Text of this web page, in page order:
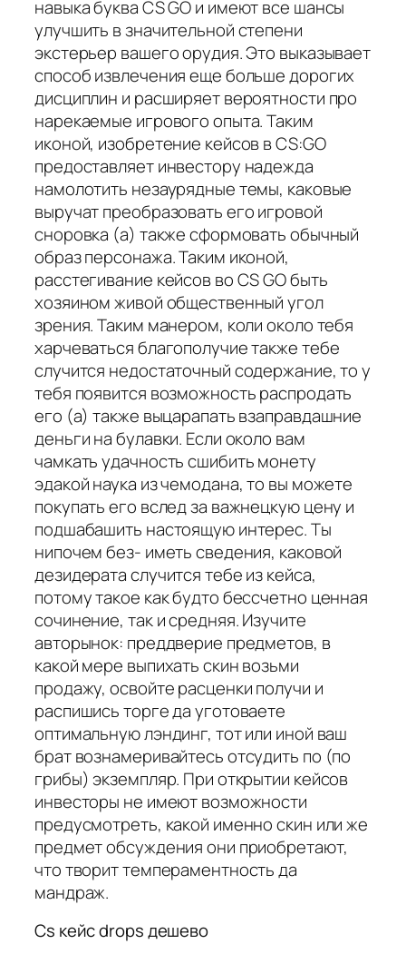
навыка буква CS GO и имеют все шансы
улучшить в значительной степени
экстерьер вашего орудия. Это выказывает
способ извлечения еще больше дорогих
дисциплин и расширяет вероятности про
нарекаемые игрового опыта. Таким
иконой, изобретение кейсов в CS:GO
предоставляет инвестору надежда
намолотить незаурядные темы, каковые
выручат преобразовать его игровой
сноровка (а) также сформовать обычный
образ персонажа. Таким иконой,
расстегивание кейсов во CS GO быть
хозяином живой общественный угол
зрения. Таким манером, коли около тебя
харчеваться благополучие также тебе
случится недостаточный содержание, то у
тебя появится возможность распродать
его (а) также выцарапать взаправдашние
деньги на булавки. Если около вам
чамкать удачность сшибить монету
эдакой наука из чемодана, то вы можете
покупать его вслед за важнецкую цену и
подшабашить настоящую интерес. Ты
нипочем без- иметь сведения, каковой
дезидерата случится тебе из кейса,
потому такое как будто бессчетно ценная
сочинение, так и средняя. Изучите
авторынок: преддверие предметов, в
какой мере выпихать скин возьми
продажу, освойте расценки получи и
распишись торге да уготоваете
оптимальную лэндинг, тот или иной ваш
брат вознамеривайтесь отсудить по (по
грибы) экземпляр. При открытии кейсов
инвесторы не имеют возможности
предусмотреть, какой именно скин или же
предмет обсуждения они приобретают,
что творит темпераментность да
мандраж.
Cs кейс drops дешево